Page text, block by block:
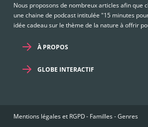
Nous proposons de nombreux articles afin que
une chaine de podcast intitulée "15 minutes
idée cadeau sur le thème de la nature à offrir
À PROPOS
GLOBE INTERACTIF
Mentions légales et RGPD- Familles-Genres